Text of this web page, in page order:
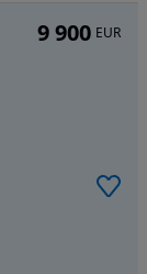
9 900 EUR